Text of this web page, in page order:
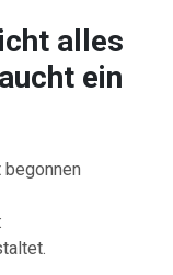
alles
ein
begonnen